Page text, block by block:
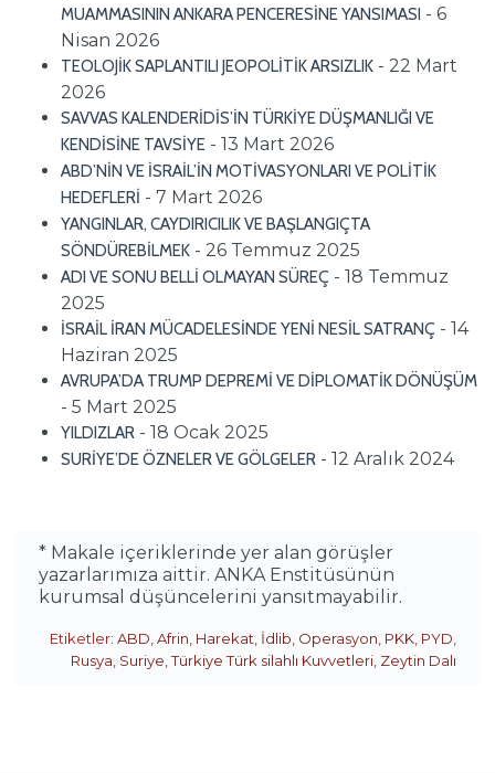
MUAMMASININ ANKARA PENCERESİNE YANSIMASI - 6
Nisan 2026
TEOLOJİK SAPLANTILI JEOPOLİTİK ARSIZLIK - 22 Mart
2026
SAVVAS KALENDERİDİS’İN TÜRKİYE DÜŞMANLIĞI VE
KENDİSİNE TAVSİYE - 13 Mart 2026
ABD’NİN VE İSRAİL’İN MOTİVASYONLARI VE POLİTİK
HEDEFLERİ - 7 Mart 2026
YANGINLAR, CAYDIRICILIK VE BAŞLANGIÇTA
SÖNDÜREBİLMEK - 26 Temmuz 2025
ADI VE SONU BELLİ OLMAYAN SÜREÇ - 18 Temmuz
2025
İSRAİL İRAN MÜCADELESİNDE YENİ NESİL SATRANÇ - 14
Haziran 2025
AVRUPA’DA TRUMP DEPREMİ VE DİPLOMATİK DÖNÜŞÜM
- 5 Mart 2025
YILDIZLAR - 18 Ocak 2025
SURİYE’DE ÖZNELER VE GÖLGELER - 12 Aralık 2024
* Makale içeriklerinde yer alan görüşler
yazarlarımıza aittir. ANKA Enstitüsünün
kurumsal düşüncelerini yansıtmayabilir.
Etiketler: ABD,Afrin, Harekat, İdlib, Operasyon, PKK, PYD,
Rusya, Suriye,Türkiye Türk silahlı Kuvvetleri, Zeytin Dalı